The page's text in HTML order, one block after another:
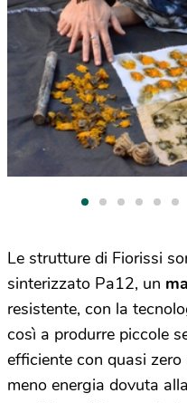
Le strutture di Fiorissi
sinterizzato Pa12, un
resistente, con la
così a produrre piccole
efficiente con quasi
meno energia dovuta